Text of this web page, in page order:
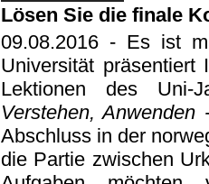
Lösen Sie die finale
09.08.2016 - Es ist
Universität
Lektionen des
Verstehen, Anwenden
Abschluss in der
die Partie zwischen